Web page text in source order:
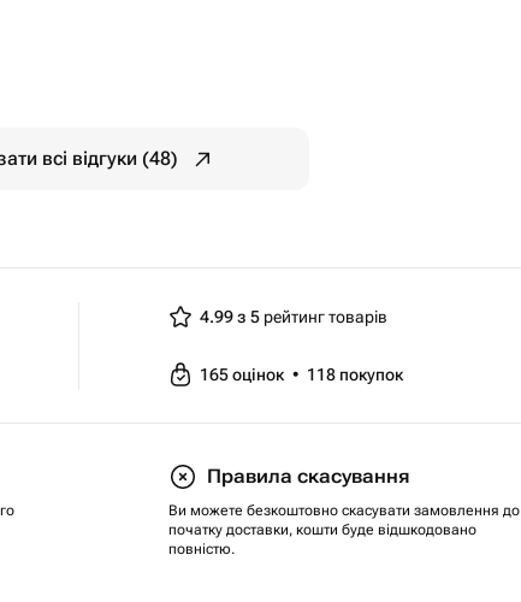
всі відгуки (48)
4.99 з 5 рейтинг товарів
165оцінок • 118 покупок
Правила скасування
Ви можете безкоштовно скасувати замовлення до
початку доставки, кошти буде відшкодовано
повністю.